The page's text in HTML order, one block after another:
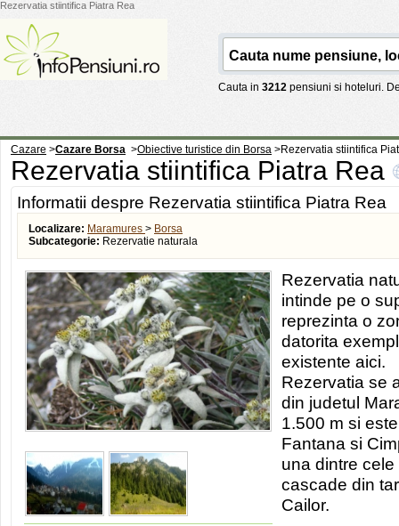
Rezervatia stiintifica Piatra Rea
Cauta in 3212 pensiuni si hoteluri.
Cazare >Cazare Borsa >Obiective turistice din Borsa >Rezervatia stiintifica
Rezervatia stiintifica Piatra Rea
Informatii despre Rezervatia stiintifica Piatra Rea
Localizare: Maramures > Borsa
Subcategorie: Rezervatie naturala
Rezervatia
intinde pe o
reprezinta o
datorita
existente aici.
Rezervatia se
din judetul
1.500 m si
Fantana si
una dintre
cascade din
Cailor.